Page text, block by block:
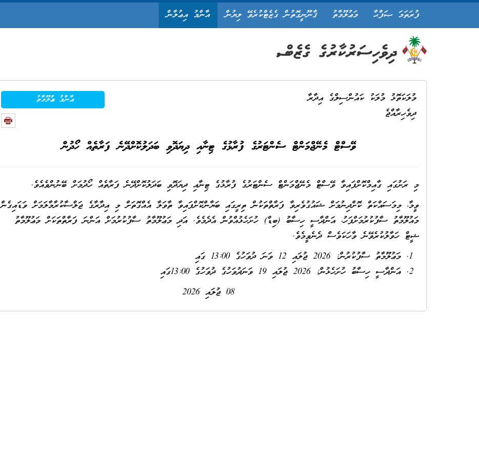
ފުރަތަމަ ޞަފްޙާ މަޢުލޫމާތު ޤާނޫނީގޮތުން ގެޒެޓްކުރެވޭ ލިޔުން އާންމު އިޢުލާން
ޢާންމު މަޢުލޫމާތު
މުލަކަތޮޅު މުލަކު ކައުންސިލްގެ އިދާރާ
ދިވެހިރާއްޖެ
ވޭސްޓް މެނޭޖްމަންޓް ސެންޓަރުގެ ފުރާޅުގެ ޓިނާއި ދިޔަދޮވި ބަދަލުކޮށްދޭނެ ފަރާތެއް ހޯދުން
މި ރަށުގައި ގާއިމްކޮށްފައިވާ ވޭސްޓް މެނޭޖްމަންޓް ސެންޓަރުގެ ފުރާޅުގެ ޓިނާއި ދިޔަދޮވި ބަދަލުކޮށްދޭނެ ފަރާތެއް ހޯދުމަށް ބޭނުންވެއެވެ.
ވީމާ، މިމަސައްކަތް ކޮށްދިނުމަށް ޝައުގުވެރިވާ ފަރާތްތަކުން ތިރީގައި ބަޔާންކޮށްފައިވާ ތާވަލާ އެއްގޮތަށް މި އިދާރާގެ ޖަލްސާކުރާމާލަމަށް ވަޑައިގެން
މައުލޫމާތު ސާފުކުރުމަށްފަހު، އަންދާސީ ހިސާބު (ބިޑް) ހުށަހެޅުއްވުން އެދެމެވެ. އަދި މަޢުލޫމާތު ސާފުކުރުމަށް އަންނަ ފަރާތްތަކަށް މަޢުލޫމާތު
ޝީޓް ހަވާލުކުރެވޭނެ ވާހަކަވެސް ދެނެވީމެވެ.
މަޢުލޫމާތު ސާފުކުރުން: 2026 ޖުލައި 12 ވަނަ ދުވަހުގެ 13:00 ގައި
އަންދާސީ ހިސާބު ހުށަހެޅުން: 2026 ޖުލައި 19 ވަނަދުވަހުގެ ދުވަހުގެ 13:00ގައި
08 ޖުލައި 2026